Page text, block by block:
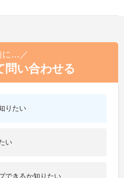
に…／
問い合わせる
りたい
い
できるか知りたい